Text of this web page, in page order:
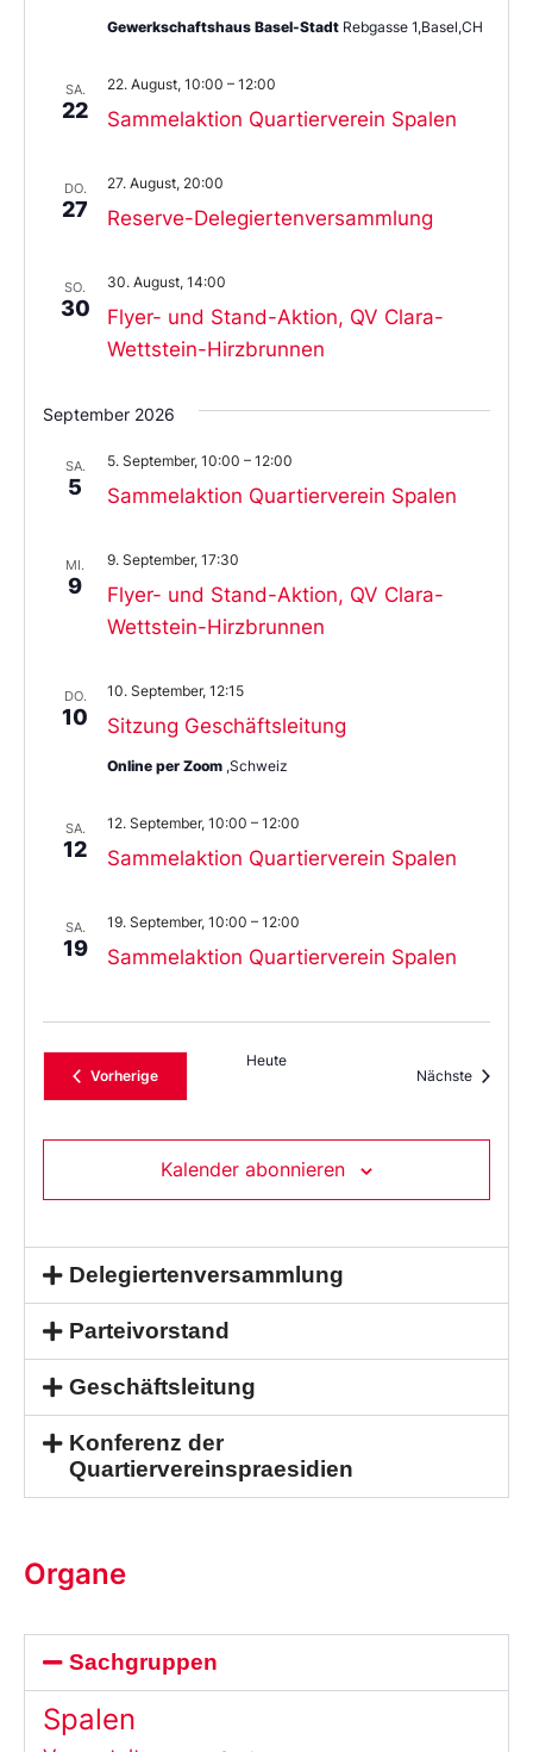
Gewerkschaftshaus Basel-Stadt Rebgasse 1,Basel,CH
SA.
22 Sammelaktion Quartierverein Spalen
22. August, 10:00 – 12:00
DO.
27 Reserve-Delegiertenversammlung
27. August, 20:00
SO.
30
Flyer- und Stand-Aktion, QV Clara-
Wettstein-Hirzbrunnen
30. August, 14:00
September 2026
SA.
5 Sammelaktion Quartierverein Spalen
5. September, 10:00 – 12:00
MI.
9
Flyer- und Stand-Aktion, QV Clara-
Wettstein-Hirzbrunnen
9. September, 17:30
DO.
10 Sitzung Geschäftsleitung
10. September, 12:15
Online per Zoom ,Schweiz
SA.
12 Sammelaktion Quartierverein Spalen
12. September, 10:00 – 12:00
SA.
19 Sammelaktion Quartierverein Spalen
19. September, 10:00 – 12:00
VorherigeVeranstaltungen
Heute
Nächste
Kalender abonnieren
Delegiertenversammlung
Parteivorstand
Geschäftsleitung
Konferenz der
Quartiervereinspraesidien
Organe
Sachgruppen
Spalen